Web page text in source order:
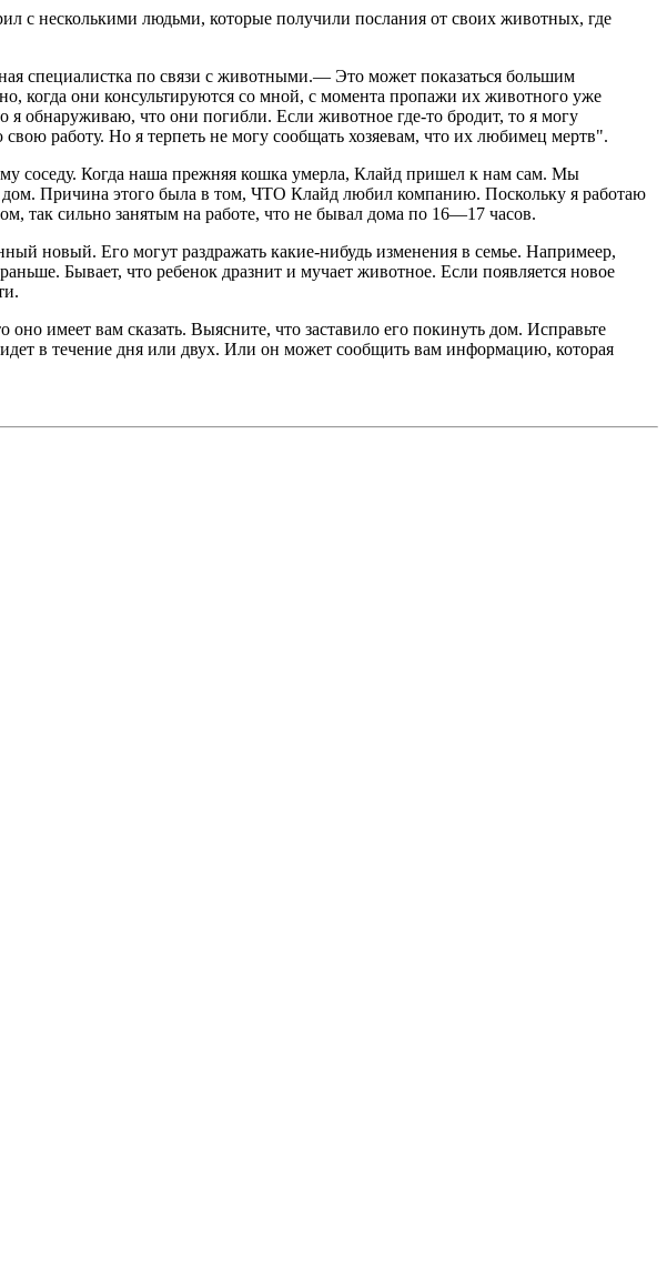
с несколькими людьми, которые получили послания от своих животных, где
специалистка по связи с животными.— Это может показаться большим
когда они консультируются со мной, с момента пропажи их животного уже
обнаруживаю, что они погибли. Если животное где-то бродит, то я могу
работу. Но я терпеть не могу сообщать хозяевам, что их любимец мертв".
соседу. Когда наша прежняя кошка умерла, Клайд пришел к нам сам. Мы
Причина этого была в том, ЧТО Клайд любил компанию. Поскольку я работаю
так сильно занятым на работе, что не бывал дома по 16—17 часов.
новый. Его могут раздражать какие-нибудь изменения в семье. Напримеep,
Бывает, что ребенок дразнит и мучает животное. Если появляется новое
имеет вам сказать. Выясните, что заставило его покинуть дом. Исправьте
в течение дня или двух. Или он может сообщить вам информацию, которая